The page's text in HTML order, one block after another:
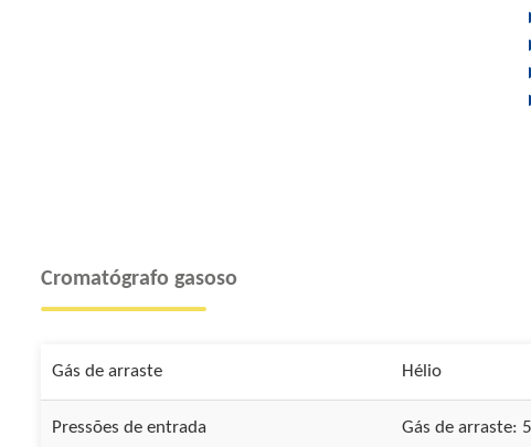
Cromatógrafo gasoso
Gás de arraste Hélio
Pressões de entrada
Gás de arraste: